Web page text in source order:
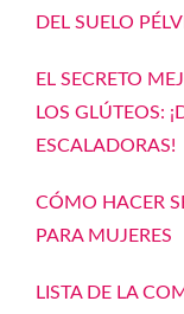
DEL SUELO
EL SECRETO
LOS GLÚTEOS:
ESCALADORAS!
CÓMO HACER
PARA MUJERES
LISTA DE LA